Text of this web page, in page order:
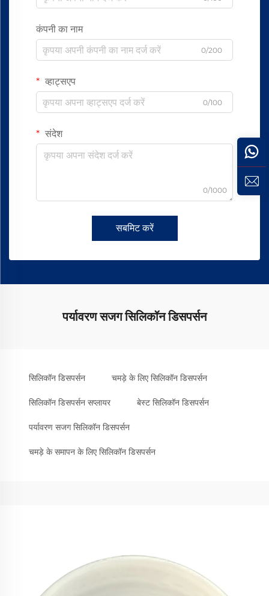
कंपनी का नाम
0/200
व्हाट्सएप
0/100
संदेश
0/1000
सबमिट करें
पर्यावरण सजग सिलिकॉन डिसपर्सन
सिलिकॉन डिसपर्सन चमड़े के लिए सिलिकॉन डिसपर्सन
सिलिकॉन डिसपर्सन सप्लायर बेस्ट सिलिकॉन डिसपर्सन
पर्यावरण सजग सिलिकॉन डिसपर्सन
चमड़े के समापन के लिए सिलिकॉन डिसपर्सन